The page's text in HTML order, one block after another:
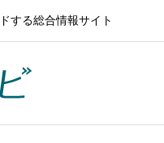
する総合情報サイト